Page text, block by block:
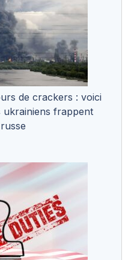
de crackers : voici
ukrainiens frappent